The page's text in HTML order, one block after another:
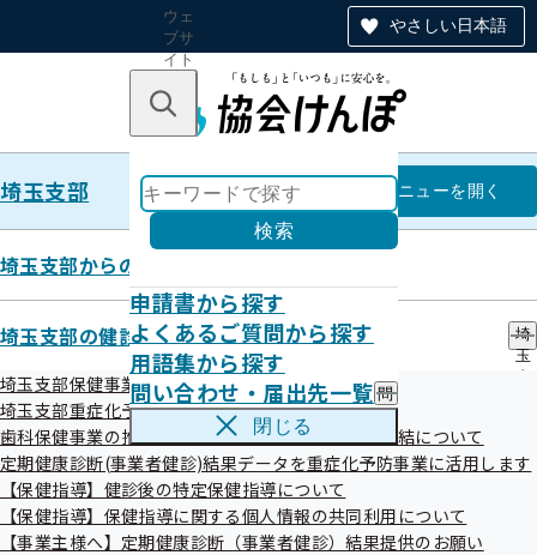
やさしい日本語
ウェ
ブサ
イト
のナ
ン
キーワードで探す
検索
申請書から探す
よくあるご質問から探す
用語集から探す
問い合わせ・届出先一覧 問
い
わ
届
出
閉じる
埼玉支部 埼玉支部
メニューを開く
埼玉支部からのお知らせ
埼玉支部の健診・保健指導のご案内
埼
玉
診
埼玉支部保健事業の外部委託について
埼玉支部重症化予防事業について
歯科保健事業の推進に向けた研究に関する覚書の締結について
定期健康診断(事業者健診)結果データを重症化予防事業に活用します
【保健指導】健診後の特定保健指導について
【保健指導】保健指導に関する個人情報の共同利用について
【事業主様へ】定期健康診断（事業者健診）結果提供のお願い
健康保険被保険者証の記号変換
令和05年09月28日
健康保険証の「記号」は、平成20年10月の全国健康保険協
会の発足に伴い、「漢字」と「ひらがな」の組み合わせから
数字化されました。